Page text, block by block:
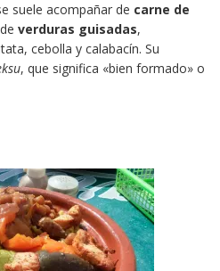
suele acompañar de carne de
verduras guisadas,
cebolla y calabacín. Su
, que significa «bien formado» o